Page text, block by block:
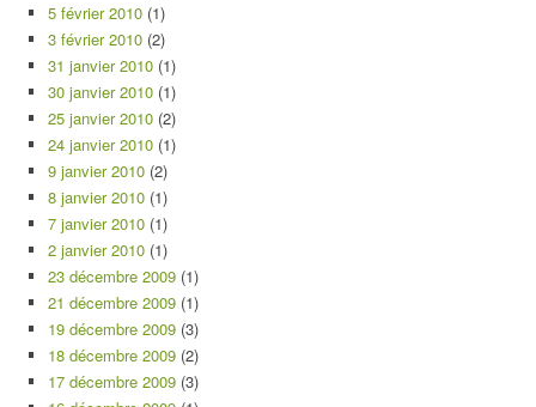
5 février 2010 (1)
3 février 2010 (2)
31 janvier 2010 (1)
30 janvier 2010 (1)
25 janvier 2010 (2)
24 janvier 2010 (1)
9 janvier 2010 (2)
8 janvier 2010 (1)
7 janvier 2010 (1)
2 janvier 2010 (1)
23 décembre 2009 (1)
21 décembre 2009 (1)
19 décembre 2009 (3)
18 décembre 2009 (2)
17 décembre 2009 (3)